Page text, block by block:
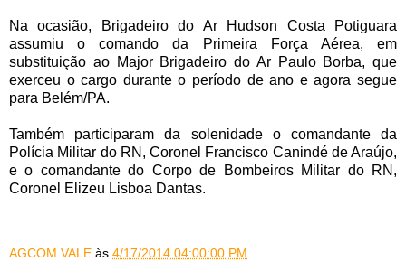
Na ocasião, Brigadeiro do Ar Hudson Costa Potiguara
assumiu o comando da Primeira Força Aérea, em
substituição ao Major Brigadeiro do Ar Paulo Borba, que
exerceu o cargo durante o período de ano e agora segue
para Belém/PA.
Também participaram da solenidade o comandante da
Polícia Militar do RN, Coronel Francisco Canindé de Araújo,
e o comandante do Corpo de Bombeiros Militar do RN,
Coronel Elizeu Lisboa Dantas.
AGCOM VALE às 4/17/2014 04:00:00 PM